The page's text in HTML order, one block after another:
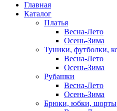
Главная
Каталог
Платья
Весна-Лето
Осень-Зима
Туники, футболки,
Весна-Лето
Осень-Зима
Рубашки
Весна-Лето
Осень-Зима
Брюки, юбки, шорты